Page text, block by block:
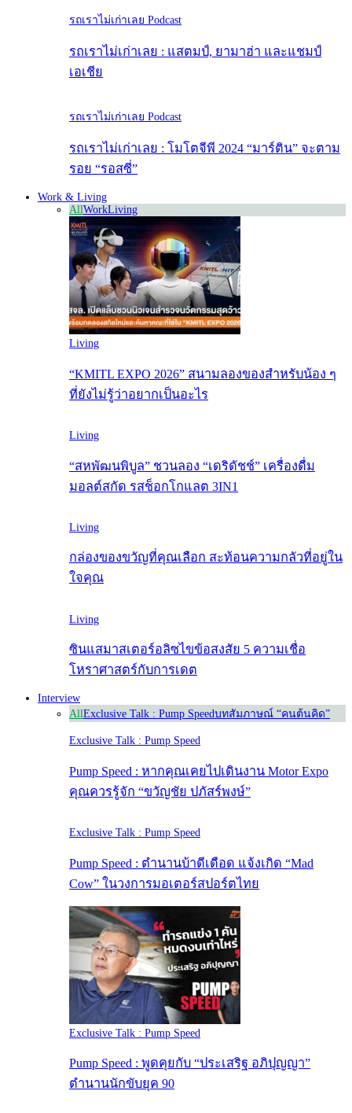
รถเราไม่เก่าเลย Podcast
รถเราไม่เก่าเลย : แสตมป์, ยามาฮ่า และแชมป์
เอเชีย
รถเราไม่เก่าเลย Podcast
รถเราไม่เก่าเลย : โมโตจีพี 2024 “มาร์ติน” จะตาม
รอย “รอสซี่”
Work & Living
AllWorkLiving
Living
“KMITL EXPO 2026” สนามลองของสำหรับน้อง ๆ
ที่ยังไม่รู้ว่าอยากเป็นอะไร
Living
“สหพัฒนพิบูล” ชวนลอง “เดริดัชช์” เครื่องดื่ม
มอลต์สกัด รสช็อกโกแลต 3IN1
Living
กล่องของขวัญที่คุณเลือก สะท้อนความกลัวที่อยู่ใน
ใจคุณ
Living
ซินแสมาสเตอร์อลิซไขข้อสงสัย 5 ความเชื่อ
โหราศาสตร์กับการเดต
Interview
AllExclusive Talk : Pump Speedบทสัมภาษณ์ “คนต้นคิด”
Exclusive Talk : Pump Speed
Pump Speed : หากคุณเคยไปเดินงาน Motor Expo
คุณควรรู้จัก “ขวัญชัย ปภัสร์พงษ์”
Exclusive Talk : Pump Speed
Pump Speed : ตำนานบ้าดีเดือด แจ้งเกิด “Mad
Cow” ในวงการมอเตอร์สปอร์ตไทย
Exclusive Talk : Pump Speed
Pump Speed : พูดคุยกับ “ประเสริฐ อภิปุญญา”
ตำนานนักขับยุค 90